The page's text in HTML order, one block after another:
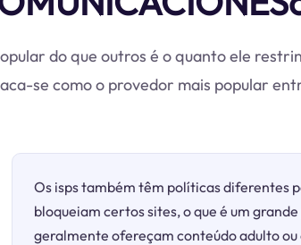
do que outros é o quanto ele
se como o provedor mais popular
Os isps também têm políticas diferentes
bloqueiam certos sites, o que é um
geralmente ofereçam conteúdo adulto